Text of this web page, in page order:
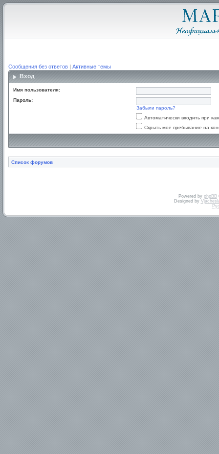
Сообщения без ответов | Активные темы
Вход
Имя пользователя:
Пароль:
Забыли пароль?
Автоматически входить при
Скрыть моё пребывание на
Список форумов
Powered by phpBB
Designed by